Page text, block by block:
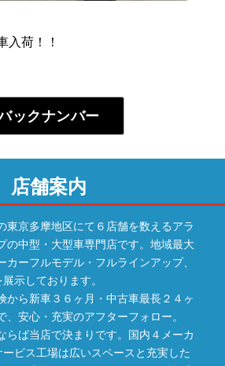
入荷！！
ックナンバー
店舗案内
東京多摩地区にて６店舗を数えるアラ
の中型・大型車専門店です。地域最大
カーフルモデル・フルラインアップ、
示しております。
から新車３６ヶ月・中古車最長２４ヶ
、安心・充実のアフターフォロー。
らば当店で決まりです。国内４メーカ
ビス工場は広いスペースと充実した